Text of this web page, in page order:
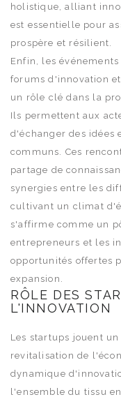
holistique, alliant
est essentielle pour
prospère et résilient.
Enfin, les
forums d'innovation
un rôle clé dans la
Ils permettent aux
d'échanger des idées
communs. Ces
partage de
synergies entre les
cultivant un climat
s'affirme comme un
entrepreneurs et les
opportunités offertes
expansion.
RÔLE DES
L'INNOVATION
Les startups jouent
revitalisation de
dynamique
l'ensemble du tissu